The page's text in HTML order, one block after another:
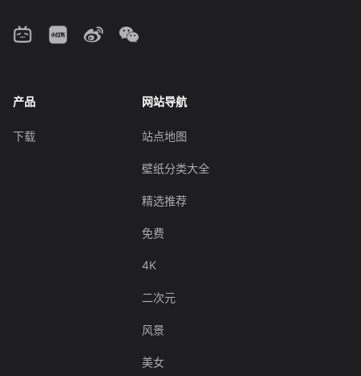
产品
下载
网站导航
站点地图
壁纸分类大全
精选推荐
免费
4K
二次元
风景
美女